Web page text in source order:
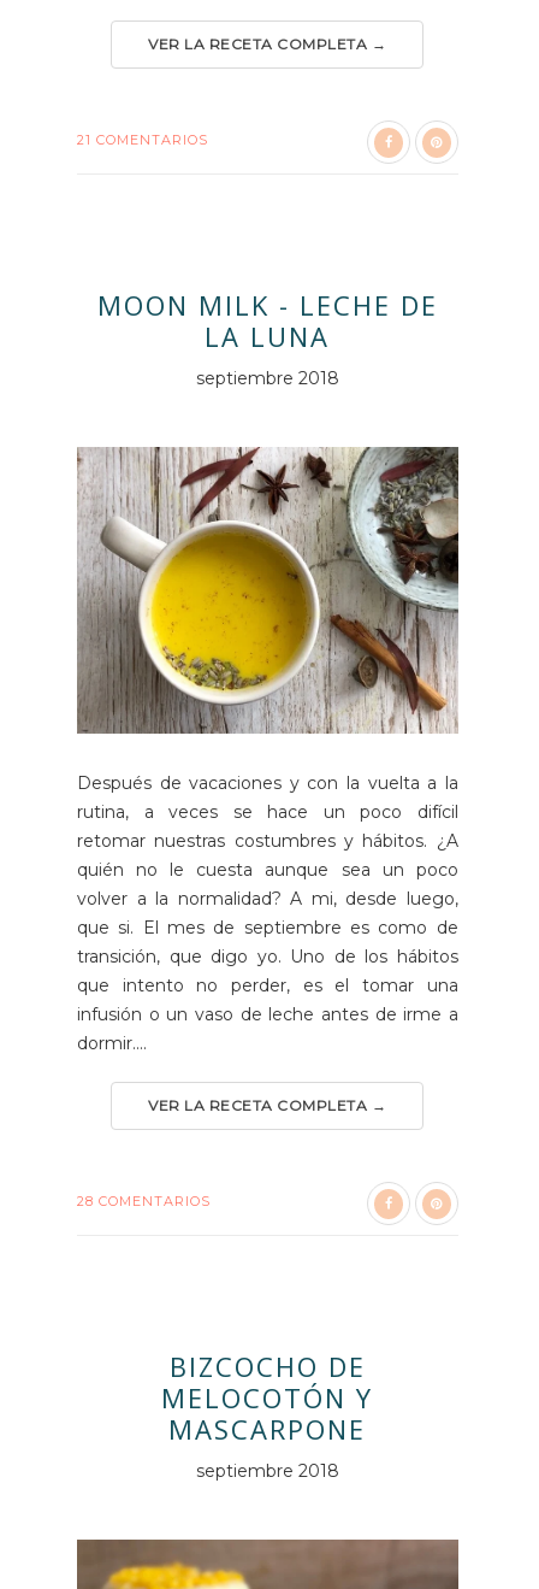
VER LA RECETA COMPLETA →
21 COMENTARIOS
MOON MILK - LECHE DE
LA LUNA
septiembre 2018
Después de vacaciones y con la vuelta a la
rutina, a veces se hace un poco difícil
retomar nuestras costumbres y hábitos. ¿A
quién no le cuesta aunque sea un poco
volver a la normalidad? A mi, desde luego,
que si. El mes de septiembre es como de
transición, que digo yo. Uno de los hábitos
que intento no perder, es el tomar una
infusión o un vaso de leche antes de irme a
dormir....
VER LA RECETA COMPLETA →
28 COMENTARIOS
BIZCOCHO DE
MELOCOTÓN Y
MASCARPONE
septiembre 2018